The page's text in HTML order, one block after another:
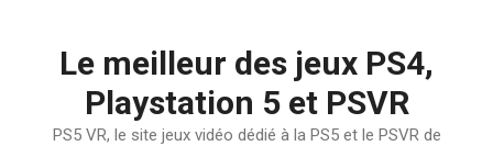
Le meilleur des jeux PS4,
Playstation 5 et PSVR
PS5 VR, le site jeux vidéo dédié à la PS5 et le PSVR de